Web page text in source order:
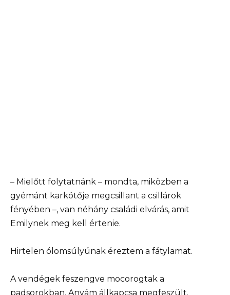
– Mielőtt folytatnánk – mondta, miközben a
gyémánt karkötője megcsillant a csillárok
fényében –, van néhány családi elvárás, amit
Emilynek meg kell értenie.
Hirtelen ólomsúlyúnak éreztem a fátylamat.
A vendégek feszengve mocorogtak a
padsorokban. Anyám állkapcsa megfeszült.